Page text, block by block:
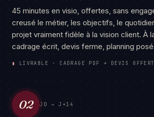
45 minutes en visio, offertes, sans
creusé le métier, les objectifs, le
projet vraiment fidèle à la vision client. À
cadrage écrit, devis ferme, planning
▮ LIVRABLE · CADRAGE PDF + DEVIS OFFERT
02 J0 → J+14